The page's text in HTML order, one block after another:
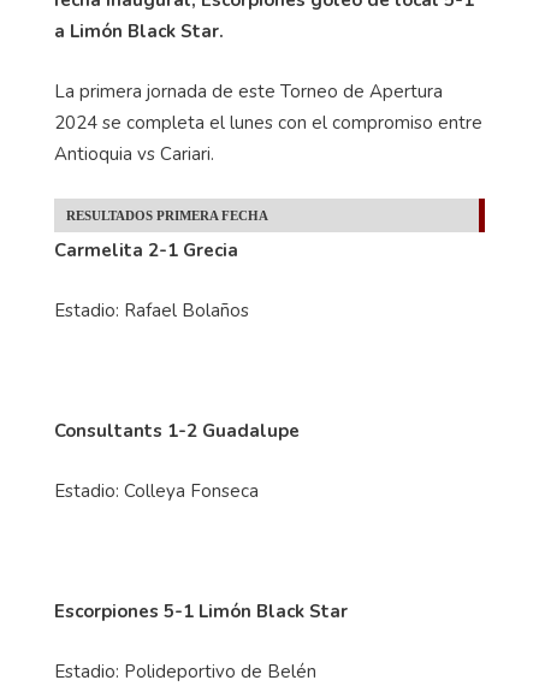
a Limón Black Star.
La primera jornada de este Torneo de Apertura
2024 se completa el lunes con el compromiso entre
Antioquia vs Cariari.
RESULTADOS PRIMERA FECHA
Carmelita 2-1 Grecia
Estadio: Rafael Bolaños
Consultants 1-2 Guadalupe
Estadio: Colleya Fonseca
Escorpiones 5-1 Limón Black Star
Estadio: Polideportivo de Belén